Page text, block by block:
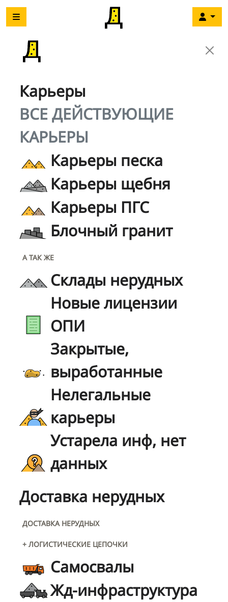
Карьеры
ВСЕ ДЕЙСТВУЮЩИЕ
КАРЬЕРЫ
Карьеры песка
Карьеры щебня
Карьеры ПГС
Блочный гранит
А ТАК ЖЕ
Склады нерудных
Новые лицензии
ОПИ
Закрытые,
выработанные
Нелегальные
карьеры
Устарела инф, нет
данных
Доставка нерудных
ДОСТАВКА НЕРУДНЫХ
+ ЛОГИСТИЧЕСКИЕ ЦЕПОЧКИ
Самосвалы
Жд-инфраструктура